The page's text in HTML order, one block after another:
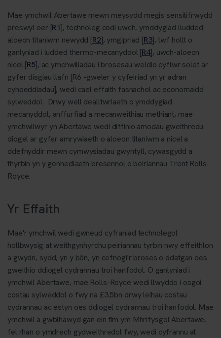
Mae ymchwil Abertawe mewn meysydd megis sensitifrwydd
preswyl oer [R1], technoleg codi uwch, ymddygiad lludded
aloeon titaniwm newydd [R2], ymgipriad [R3], twf hollt o
ganlyniad i ludded thermo-mecanyddol [R4], uwch-aloeon
nicel [R5], ac ymchwiliadau i brosesau weldio cyflwr solet ar
gyfer disgiau llafn [R6 -gweler y cyfeiriad yn yr adran
cyhoeddiadau], wedi cael effaith fasnachol ac economaidd
sylweddol. Drwy well dealltwriaeth o ymddygiad
mecanyddol, anffurfiad a mecanweithiau methiant, mae
ymchwilwyr yn Abertawe wedi diffinio amodau gweithredu
diogel ar gyfer amrywiaeth o aloeon titaniwm a nicel a
ddefnyddir mewn cymwysiadau gwyntyll, cywasgydd a
thyrbin yn y genhedlaeth bresennol o beiriannau Trent Rolls-
Royce.
Yr Effaith
Mae'r ymchwil wedi gwneud cyfraniad technolegol
hollbwysig at weithgynhyrchu peiriannau tyrbin nwy effeithlon
a gwydn, sydd, yn y bôn, yn cefnogi'r broses o ddatgan oes
gweithio ddiogel cydrannau troi hanfodol. O ganlyniad i
ymchwil Abertawe, mae Rolls-Royce wedi llwyddo i osgoi
costau sylweddol o fwy na £3.5bn drwy leihau costau
cydrannau ac estyn oes ddiogel cydrannau troi hanfodol. Mae
ymchwil a gwblhawyd gan ein tîm ym Mhrifysgol Abertawe,
fel rhan o ymdrech gydweithredol fwy, wedi cyfrannu at